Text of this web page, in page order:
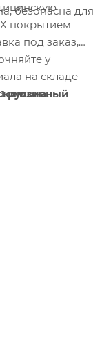
безопасна для
покрытием
под заказ,
у
на складе
рулона.